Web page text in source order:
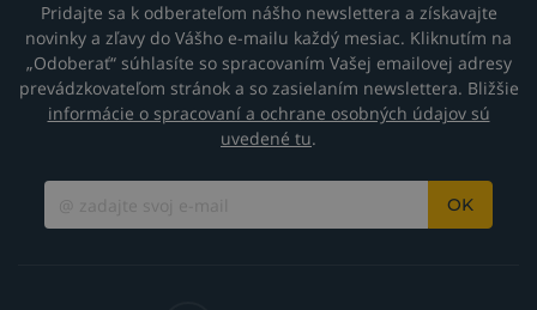
​Keramické zrno 3M CUBITRON II a 3M CUBITRON 3 -
vývoj presne tvarovaného brúsneho zrna.
Rezné kotúče používajú zrno trojuholníkového tvaru
Pridajte sa k odberateľom nášho newslettera a získavajte
novinky a zľavy do Vášho e-mailu každý mesiac. Kliknutím na
„Odoberať“ súhlasíte so spracovaním Vašej emailovej adresy
prevádzkovateľom stránok a so zasielaním newslettera. Bližšie
informácie o spracovaní a ochrane osobných údajov sú
uvedené tu.
OK